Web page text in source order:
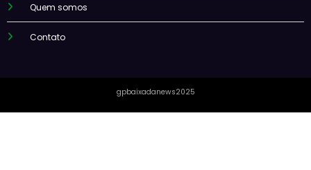
Quem somos
Contato
gpbaixadanews2025